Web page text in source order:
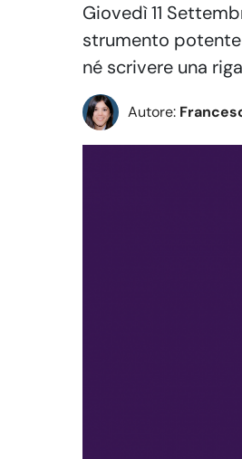
Giovedì 11
strumento
né scrivere una
Autore: